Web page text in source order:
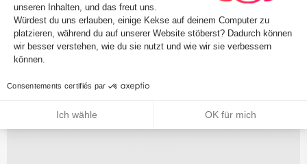
unseren Inhalten, und das freut uns.
Würdest du uns erlauben, einige Kekse auf deinem Computer zu
platzieren, während du auf unserer Website stöberst? Dadurch können
wir besser verstehen, wie du sie nutzt und wie wir sie verbessern
können.
Consentements certifiés par
Ich wähle OK für mich
Axeptio consent